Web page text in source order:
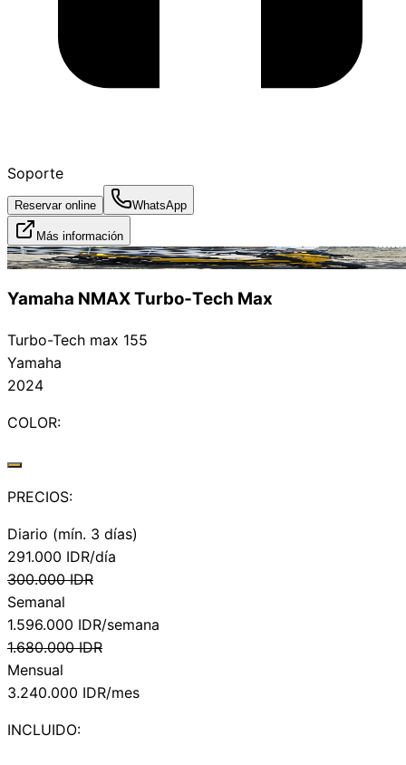
Soporte
Reservar online WhatsApp
Más información
Alquilado
Yamaha NMAX Turbo‑Tech Max
Turbo-Tech max 155
Yamaha
2024
COLOR:
PRECIOS:
Diario (mín. 3 días)
291.000 IDR/día
300.000 IDR
Semanal
1.596.000 IDR/semana
1.680.000 IDR
Mensual
3.240.000 IDR/mes
INCLUIDO: